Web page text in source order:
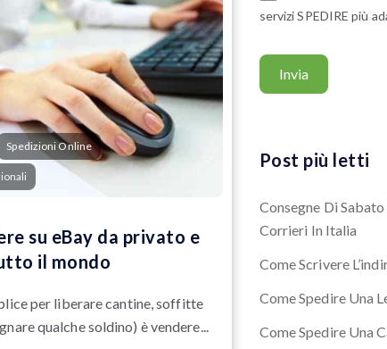
servizi SPEDIRE più
Post più letti
Consegne Di
Corrieri In Italia
Come Scrivere
Come Spedire Una
Come Spedire Una
Spedizioni Online
su eBay da privato e
il mondo
per liberare cantine, soffitte
qualche soldino) è vendere...